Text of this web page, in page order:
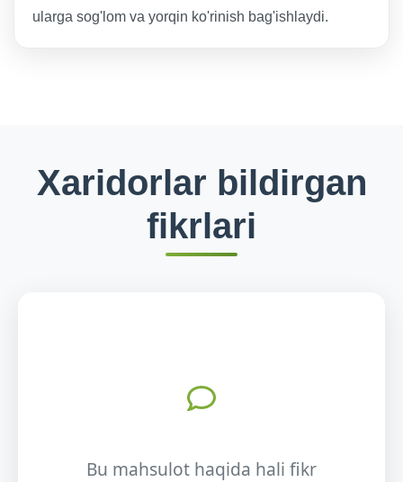
ularga sog'lom va yorqin ko'rinish bag'ishlaydi.
Xaridorlar bildirgan
fikrlari
Bu mahsulot haqida hali fikr